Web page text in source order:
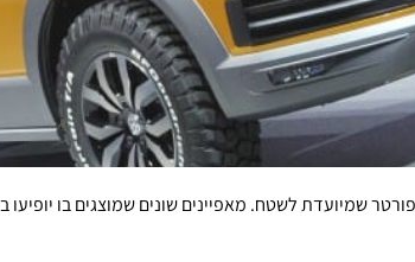
שמיועדת לשטח. מאפיינים שונים שמוצגים בו